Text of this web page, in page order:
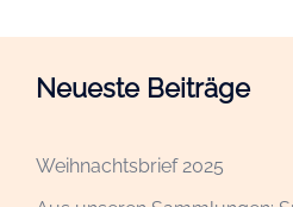
Neueste Beiträge
Weihnachtsbrief 2025